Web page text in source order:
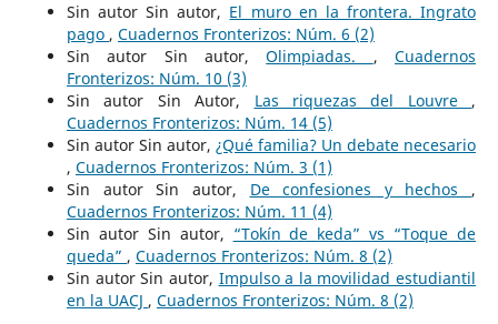
Sin autor Sin autor, El muro en la frontera. Ingrato
pago , Cuadernos Fronterizos: Núm. 6 (2)
Sin autor Sin autor,Olimpiadas. ,Cuadernos
Fronterizos: Núm. 10 (3)
Sin autor Sin Autor, Las riquezas del Louvre ,
Cuadernos Fronterizos: Núm. 14 (5)
Sin autor Sin autor, ¿Qué familia? Un debate necesario
, Cuadernos Fronterizos: Núm. 3 (1)
Sin autor Sin autor, De confesiones y hechos ,
Cuadernos Fronterizos: Núm. 11 (4)
Sin autor Sin autor, “Tokín de keda” vs “Toque de
queda” , Cuadernos Fronterizos: Núm. 8 (2)
Sin autor Sin autor, Impulso a la movilidad estudiantil
en la UACJ , Cuadernos Fronterizos: Núm. 8 (2)